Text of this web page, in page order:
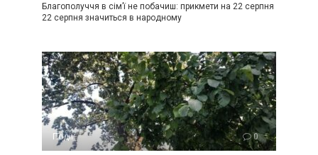
Благополуччя в сім’ї не побачиш: прикмети на 22 серпня
22 серпня значиться в народному
Події 0